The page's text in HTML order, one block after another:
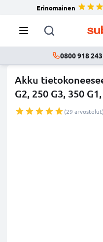
Erinomainen
0800 918 243
Akku
G2, 250 G3, 350 G1,
(29 arvostelut)